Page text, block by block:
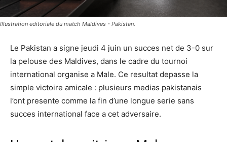
Illustration editoriale du match Maldives - Pakistan.
Le Pakistan a signe jeudi 4 juin un succes net de 3-0 sur
la pelouse des Maldives, dans le cadre du tournoi
international organise a Male. Ce resultat depasse la
simple victoire amicale : plusieurs medias pakistanais
l’ont presente comme la fin d’une longue serie sans
succes international face a cet adversaire.